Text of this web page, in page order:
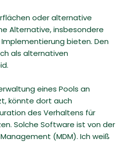
oder alternative
Alternative, insbesondere
bieten. Den
als alternativen
eines Pools an
könnte dort auch
des Verhaltens für
Solche Software ist von der
(MDM). Ich weiß